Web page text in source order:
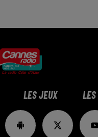
LES JEUX LES